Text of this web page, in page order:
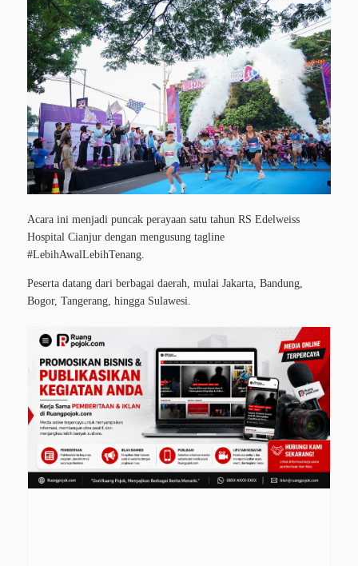
Acara ini menjadi puncak perayaan satu tahun RS Edelweiss
Hospital Cianjur dengan mengusung tagline
#LebihAwalLebihTenang.
Peserta datang dari berbagai daerah, mulai Jakarta, Bandung,
Bogor, Tangerang, hingga Sulawesi.